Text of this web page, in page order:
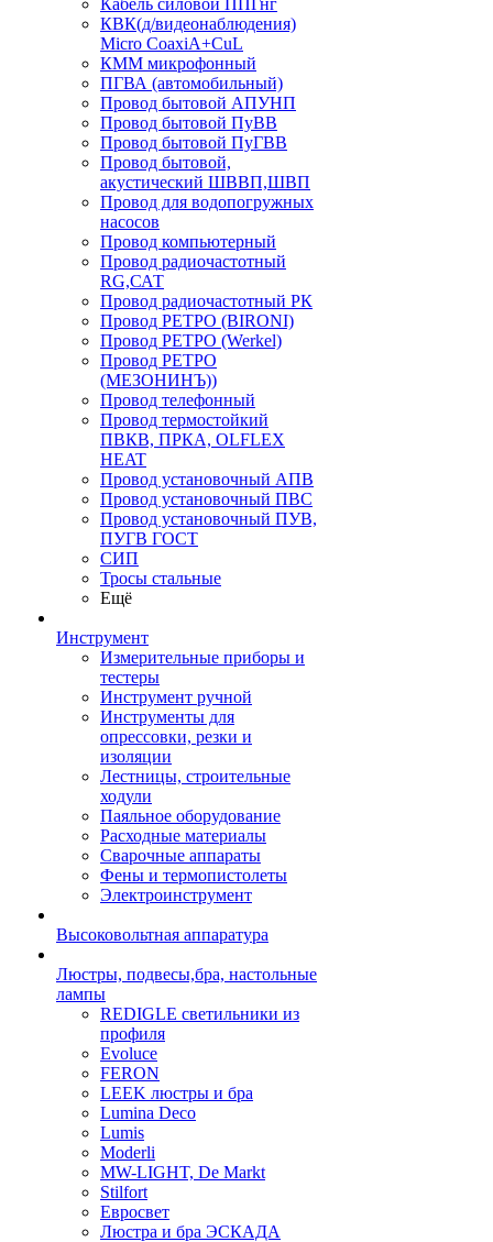
Кабель силовой ППГнг
КВК(д/видеонаблюдения)
Micro CoaxiA+CuL
КММ микрофонный
ПГВА (автомобильный)
Провод бытовой АПУНП
Провод бытовой ПуВВ
Провод бытовой ПуГВВ
Провод бытовой,
акустический ШВВП,ШВП
Провод для водопогружных
насосов
Провод компьютерный
Провод радиочастотный
RG,САТ
Провод радиочастотный РК
Провод РЕТРО (BIRONI)
Провод РЕТРО (Werkel)
Провод РЕТРО
(МЕЗОНИНЪ))
Провод телефонный
Провод термостойкий
ПВКВ, ПРКА, OLFLEX
HEAT
Провод установочный АПВ
Провод установочный ПВС
Провод установочный ПУВ,
ПУГВ ГОСТ
СИП
Тросы стальные
Ещё
Инструмент
Измерительные приборы и
тестеры
Инструмент ручной
Инструменты для
опрессовки, резки и
изоляции
Лестницы, строительные
ходули
Паяльное оборудование
Расходные материалы
Сварочные аппараты
Фены и термопистолеты
Электроинструмент
Высоковольтная аппаратура
Люстры, подвесы,бра, настольные
лампы
REDIGLE светильники из
профиля
Evoluce
FERON
LEEK люстры и бра
Lumina Deco
Lumis
Moderli
MW-LIGHT, De Markt
Stilfort
Евросвет
Люстра и бра ЭСКАДА